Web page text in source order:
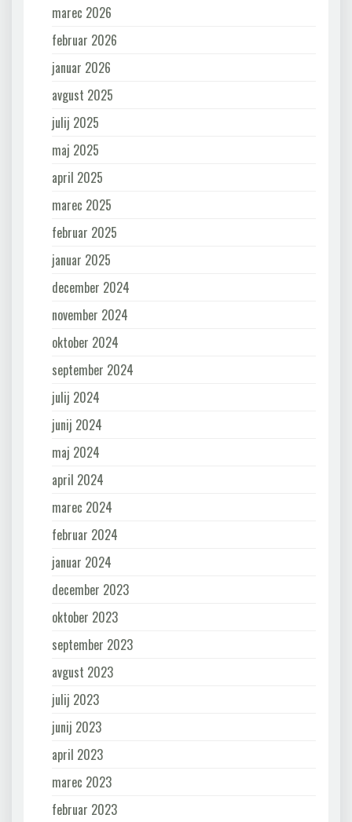
marec 2026
februar 2026
januar 2026
avgust 2025
julij 2025
maj 2025
april 2025
marec 2025
februar 2025
januar 2025
december 2024
november 2024
oktober 2024
september 2024
julij 2024
junij 2024
maj 2024
april 2024
marec 2024
februar 2024
januar 2024
december 2023
oktober 2023
september 2023
avgust 2023
julij 2023
junij 2023
april 2023
marec 2023
februar 2023